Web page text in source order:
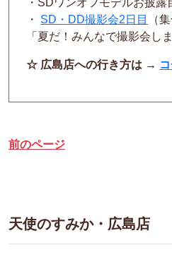
・SDワンオフモデルお披露
・
SD・DD撮影会2日目
（
「夏だ！みんなで撮影会し
☆ 広島店への行き方は →
前のページ
天使のすみか・広島店